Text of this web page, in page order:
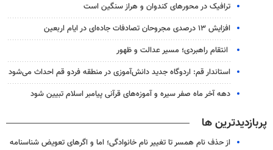
ترافیک در محورهای کندوان و هراز سنگین است
افزایش ۱۳ درصدی مجروحان تصادفات جاده‌ای در ایام اربعین
انتقام راهبردی؛ مسیر عدالت و ظهور
استاندار قم: اردوگاه جدید دانش‌آموزی در منطقه فردو قم احداث می‌شود
دهه آخر ماه صفر سیره و آموزه‌های قرآنی پیامبر اسلام تبیین شود
پربازدیدترین ها
از حذف نام همسر تا تغییر نام خانوادگی؛ اما و اگرهای تعویض شناسنامه